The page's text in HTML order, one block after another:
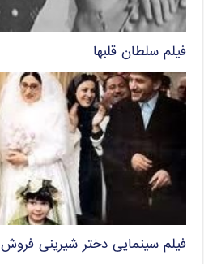
فیلم سلطان قلبها
فیلم سینمایی دختر شیرینی فروش